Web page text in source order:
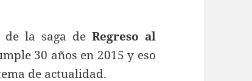
de la saga de Regreso al
30 años en 2015 y eso
de actualidad.